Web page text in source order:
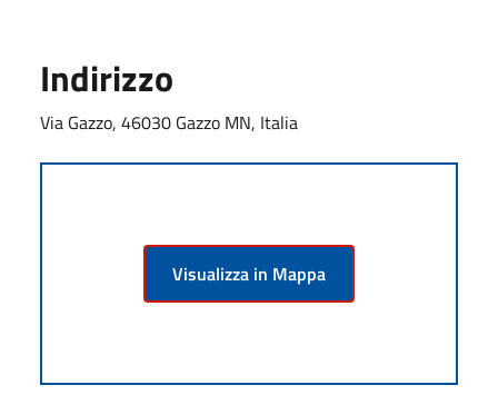
Indirizzo
Via Gazzo, 46030 Gazzo MN, Italia
Visualizza in Mappa